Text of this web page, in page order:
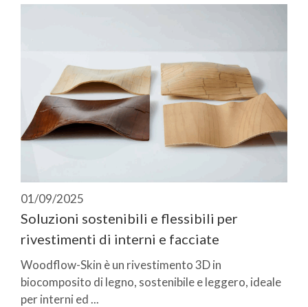
01/09/2025
Soluzioni sostenibili e flessibili per
rivestimenti di interni e facciate
Woodflow-Skin è un rivestimento 3D in
biocomposito di legno, sostenibile e leggero, ideale
per interni ed ...